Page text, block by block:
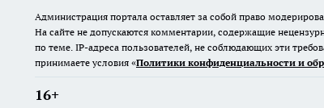
Администрация портала оставляет за собой право
На сайте не допускаются комментарии, содержащие
по теме. IP-адреса пользователей, не соблюдающих эти
принимаете условия «Политики конфиденциальности и
16+